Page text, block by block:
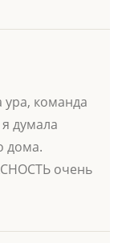
ура, команда
думала
дома.
очень